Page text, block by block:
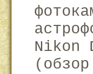
Nikon